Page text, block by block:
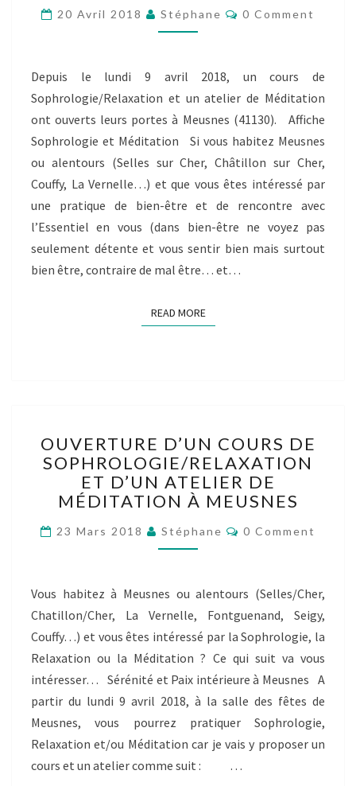
C’EST
PARTI
20 Avril 2018 Stéphane Comments
0 Comment
Depuis le lundi 9 avril 2018, un cours de
Sophrologie/Relaxation et un atelier de Méditation
ont ouverts leurs portes à Meusnes (41130). Affiche
Sophrologie et Méditation Si vous habitez Meusnes
ou alentours (Selles sur Cher, Châtillon sur Cher,
Couffy, La Vernelle…) et que vous êtes intéressé par
une pratique de bien-être et de rencontre avec
l’Essentiel en vous (dans bien-être ne voyez pas
seulement détente et vous sentir bien mais surtout
bien être, contraire de mal être… et…
READ MOREREAD MORE
D’UN
COURS
DE
SOPHROLOGIE/
D’UN
ATELIER
À
MEUSNES
OUVERTURE D’UN COURS DE
SOPHROLOGIE/RELAXATION
ET D’UN ATELIER DE
MÉDITATION À MEUSNES
23 Mars 2018 Stéphane Comments
0 Comment
Vous habitez à Meusnes ou alentours (Selles/Cher,
Chatillon/Cher, La Vernelle, Fontguenand, Seigy,
Couffy…) et vous êtes intéressé par la Sophrologie, la
Relaxation ou la Méditation ? Ce qui suit va vous
intéresser… Sérénité et Paix intérieure à Meusnes A
partir du lundi 9 avril 2018, à la salle des fêtes de
Meusnes, vous pourrez pratiquer Sophrologie,
Relaxation et/ou Méditation car je vais y proposer un
cours et un atelier comme suit : …